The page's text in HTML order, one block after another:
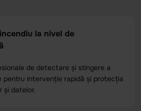
la nivel de
de detectare și stingere a
pentru intervenție rapidă și protecția
și datelor.